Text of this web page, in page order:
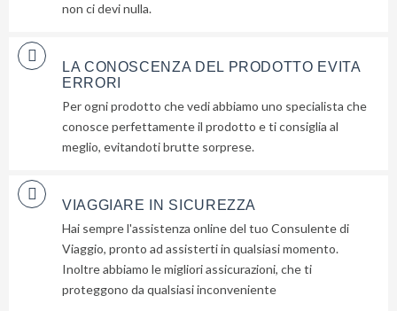
suggerimenti
nessuno
Policy
(Rispettiamo
privacy)
non ci devi nulla.
LA CONOSCENZA DEL PRODOTTO EVITA
ERRORI
Per ogni prodotto che vedi abbiamo uno specialista che
conosce perfettamente il prodotto e ti consiglia al
meglio, evitandoti brutte sorprese.
VIAGGIARE IN SICUREZZA
Hai sempre l'assistenza online del tuo Consulente di
Viaggio, pronto ad assisterti in qualsiasi momento.
Inoltre abbiamo le migliori assicurazioni, che ti
proteggono da qualsiasi inconveniente